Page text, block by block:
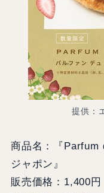
提供：
商品名：『
ジャポン』
販売価格：1,400円